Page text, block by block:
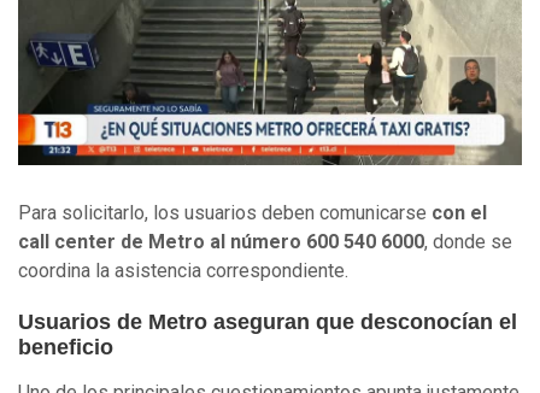
Para solicitarlo, los usuarios deben comunicarse con el
call center de Metro al número 600 540 6000, donde se
coordina la asistencia correspondiente.
Usuarios de Metro aseguran que desconocían el
beneficio